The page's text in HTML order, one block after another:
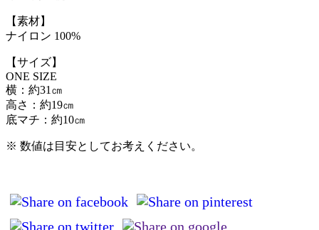
【素材】
ナイロン 100%
【サイズ】
ONE SIZE
横：約31㎝
高さ：約19㎝
底マチ：約10㎝
※ 数値は目安としてお考えください。